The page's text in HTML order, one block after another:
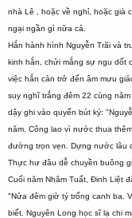
nhà Lê , hoặc về nghỉ, hoặc già
ngại ngần gì nữa cả.
Hắn hành hình Nguyễn Trãi và
kinh hắn, chửi mắng sự ngu dốt
việc hắn cản trở đến âm mưu
suy nghĩ trắng đêm 22 cùng
dậy ghi vào quyển bút ký:
năm. Công lao vì nước thua
đường trọn vẹn. Dựng nước lâu
Thực hư đâu dễ chuyền buông
Cuổi năm Nhâm Tuẩt, Đinh Liệt
"Nửa đêm giờ tý trống canh ba.
biết. Nguyên Long học sĩ lạ chi